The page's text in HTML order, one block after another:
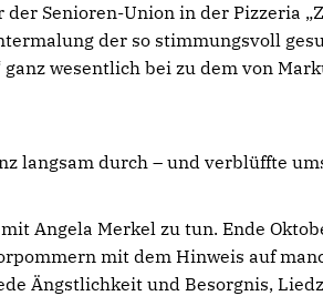
Senioren-Union in der Pizzeria
der so stimmungsvoll
wesentlich bei zu dem von
langsam durch – und verblüffte
Angela Merkel zu tun. Ende
mit dem Hinweis auf
Ängstlichkeit und Besorgnis,